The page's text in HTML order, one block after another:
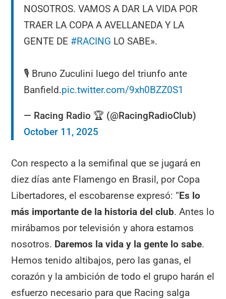
NOSOTROS. VAMOS A DAR LA VIDA POR
TRAER LA COPA A AVELLANEDA Y LA
GENTE DE #RACING LO SABE».
🎙️ Bruno Zuculini luego del triunfo ante
Banfield.pic.twitter.com/9xh0BZZ0S1
— Racing Radio 🏆 (@RacingRadioClub)
October 11, 2025
Con respecto a la semifinal que se jugará en
diez días ante Flamengo en Brasil, por Copa
Libertadores, el escobarense expresó: “Es lo
más importante de la historia del club. Antes lo
mirábamos por televisión y ahora estamos
nosotros. Daremos la vida y la gente lo sabe.
Hemos tenido altibajos, pero las ganas, el
corazón y la ambición de todo el grupo harán el
esfuerzo necesario para que Racing salga